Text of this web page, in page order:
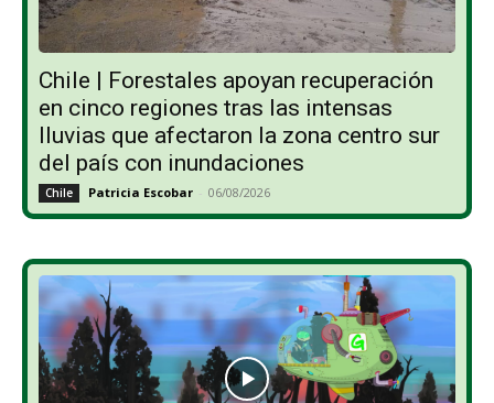
Chile | Forestales apoyan recuperación
en cinco regiones tras las intensas
lluvias que afectaron la zona centro sur
del país con inundaciones
Chile Patricia Escobar - 06/08/2026